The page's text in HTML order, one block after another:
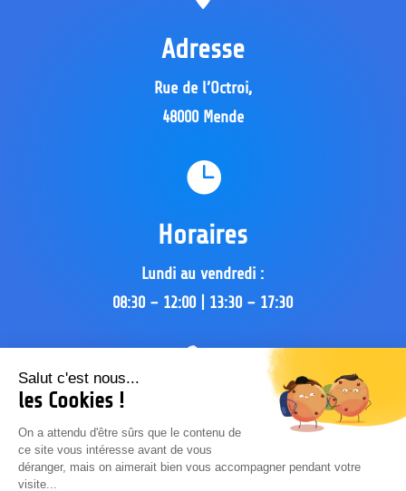
Salut c'est nous...
les Cookies !
On a attendu d'être sûrs que le contenu de
ce site vous intéresse avant de vous
déranger, mais on aimerait bien vous accompagner pendant votre
visite...
Adresse
Rue de l’Octroi,
48000 Mende

Horaires
Lundi au vendredi :
08:30 – 12:00 | 13:30 – 17:30
Appellez-nous
04 66 65 07 20